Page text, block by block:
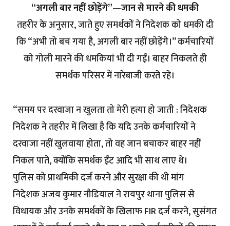
“अगली बार नहीं छोड़ेंगे”—जान से मारने की धमकी
तहरीर के अनुसार, जाते हुए समर्थकों ने निदेशक को धमकी दी
कि “अभी तो बच गया है, अगली बार नहीं छोड़ेंगे।” कर्मचारियों
को गोली मारने की धमकियां भी दी गईं। बाहर निकलते ही
समर्थक परिसर में नारेबाजी करते रहे।
“समय पर दरवाजा न खुलता तो मेरी हत्या हो जाती : निदेशक
निदेशक ने तहरीर में लिखा है कि यदि उनके कर्मचारियों ने
दरवाजा नहीं खुलवाया होता, तो वह जान बचाकर बाहर नहीं
निकल पाते, क्योंकि समर्थक ईंट आदि भी साथ लाए थे।
पुलिस को प्राथमिकी दर्ज करने और सुरक्षा की थी मांग
निदेशक अजय कुमार नौडियाल ने रायपुर थाना पुलिस से
विधायक और उनके समर्थकों के खिलाफ FIR दर्ज करने, सुसंगत